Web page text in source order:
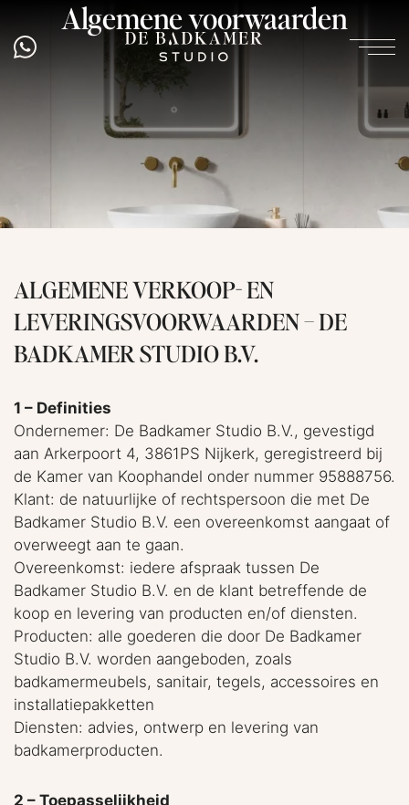
Algemene voorwaarden
ALGEMENE VERKOOP- EN
LEVERINGSVOORWAARDEN – DE
BADKAMER STUDIO B.V.
1 – Definities
Ondernemer: De Badkamer Studio B.V., gevestigd
aan Arkerpoort 4, 3861PS Nijkerk, geregistreerd bij
de Kamer van Koophandel onder nummer 95888756.
Klant: de natuurlijke of rechtspersoon die met De
Badkamer Studio B.V. een overeenkomst aangaat of
overweegt aan te gaan.
Overeenkomst: iedere afspraak tussen De
Badkamer Studio B.V. en de klant betreffende de
koop en levering van producten en/of diensten.
Producten: alle goederen die door De Badkamer
Studio B.V. worden aangeboden, zoals
badkamermeubels, sanitair, tegels, accessoires en
installatiepakketten
Diensten: advies, ontwerp en levering van
badkamerproducten.
2 – Toepasselijkheid